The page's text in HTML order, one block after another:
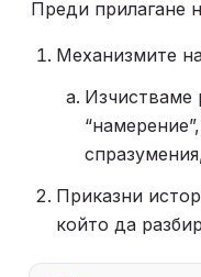
Преди прилагане
Механизмите
Изчистваме
Приказни
който да